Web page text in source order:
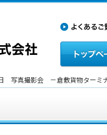
写真撮影会 －倉敷貨物ター